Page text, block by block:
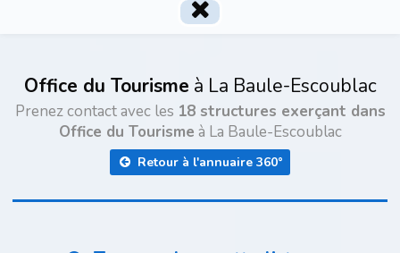
Office du Tourisme à La Baule-Escoublac
Prenez contact avec les 18 structures exerçant dans
Office du Tourisme à La Baule-Escoublac
Retour à l'annuaire 360°